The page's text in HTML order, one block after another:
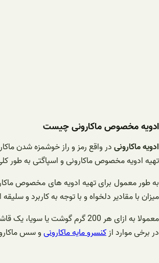
ادویه مخصوص ماکارونی چیست
ادویه ماکارونیدر واقع رمز و راز خوشمزه شدن
تهیه ادویه مخصوص ماکارونی و اسپاگتی به طور
به طور معمول برای تهیه ادویه های مخصوص
میزان با مقادیر دلخواه و با توجه به کاربرد و
معمولا به ازای هر 200 گرم گوشت یا سویا، یک قاشق چای خوری از ادویه ماکارونی به غذا اضافه می کنند. زمان طلایی و بهترین زمان برای اضافه کردن ادویه به غذا در هنگامی است که گوشت ها در حال سرخ شدن می باشد.
در برخی موارد ازکنسرو مایه ماکارونیو سس